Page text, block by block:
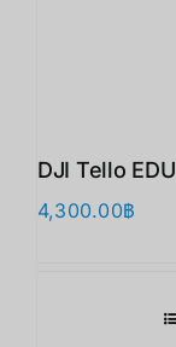
DJI Tello EDU
4,300.00฿